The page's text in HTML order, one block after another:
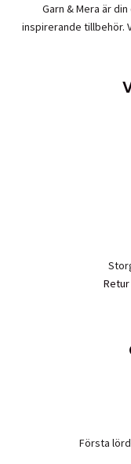
Garn & Mera är
inspirerande tillbehör.
Första